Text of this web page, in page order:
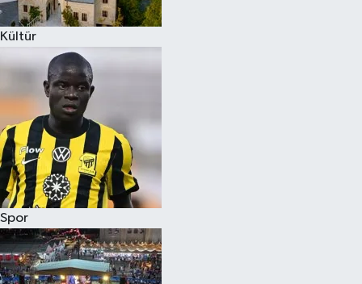
Kültür
Spor